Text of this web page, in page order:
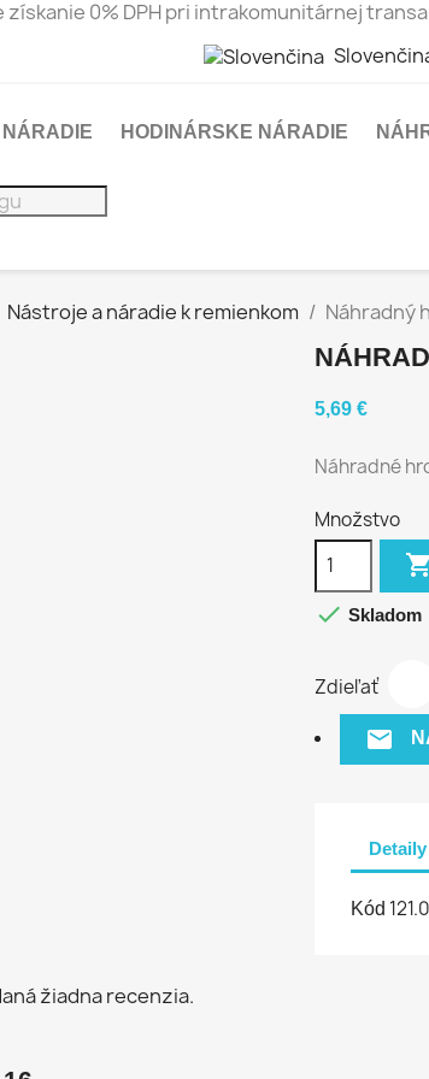
0% DPH pri intrakomunitárnej
HODINÁRSKE NÁRADIE
Nástroje a náradie k remienkom Náhradný
5,69 €
Náhradné
Množstvo

 Skladom
Zdieľať

Kód
žiadna recenzia.